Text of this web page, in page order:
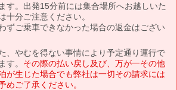
す。出発15分前には集合場所へお越しいた
十分ご注意ください。
ずご乗車できなかった場合の返金はござい
、やむを得ない事情により予定通り運行で
す。 その際の払い戻し及び、万が一その他
が生じた場合でも弊社は一切その請求には
めご了承ください。